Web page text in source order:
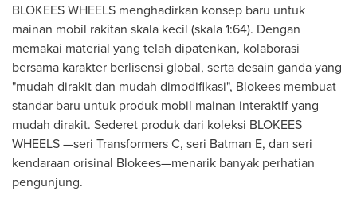
BLOKEES WHEELS menghadirkan konsep baru untuk
mainan mobil rakitan skala kecil (skala 1:64). Dengan
memakai material yang telah dipatenkan, kolaborasi
bersama karakter berlisensi global, serta desain ganda yang
"mudah dirakit dan mudah dimodifikasi", Blokees membuat
standar baru untuk produk mobil mainan interaktif yang
mudah dirakit. Sederet produk dari koleksi BLOKEES
WHEELS —seri Transformers C, seri Batman E, dan seri
kendaraan orisinal Blokees—menarik banyak perhatian
pengunjung.